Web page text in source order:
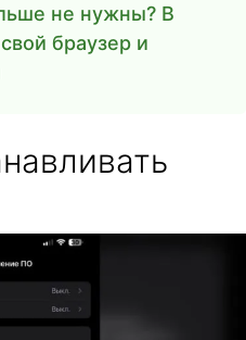
не нужны? В
браузер и